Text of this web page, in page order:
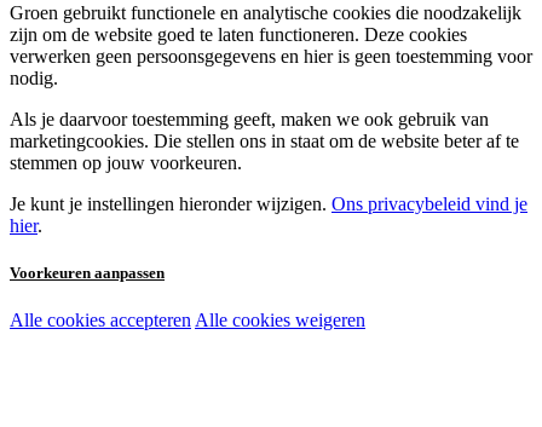
Groen gebruikt functionele en analytische cookies die noodzakelijk
zijn om de website goed te laten functioneren. Deze cookies
verwerken geen persoonsgegevens en hier is geen toestemming voor
nodig.
Als je daarvoor toestemming geeft, maken we ook gebruik van
marketingcookies. Die stellen ons in staat om de website beter af te
stemmen op jouw voorkeuren.
Je kunt je instellingen hieronder wijzigen. Ons privacybeleid vind je
hier.
Voorkeuren aanpassen
Noodzakelijke cookies:
Alle cookies accepteren Alle cookies weigeren